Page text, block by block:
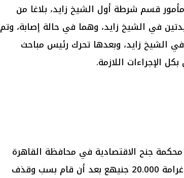
قسم شرطة أول الشيخ زايد، بلاغا من
في الشيخ زايد، وهما في حالة إصابة، وتم
الشيخ زايد، وبعدها تحرك رئيس مباحث
الإجراءات اللازمة.
جنح الاقتصادية في محافظة القاهرة
بتأييد حكم تغريم عباس أو الحسن غرامة 20.000 جنيهع بعد أن قام بسب وقذف